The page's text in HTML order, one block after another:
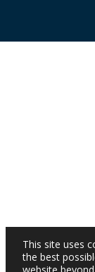
This site uses
the best